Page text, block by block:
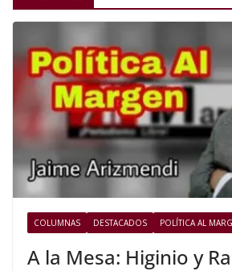
COLUMNAS DESTACADOS POLÍTICA AL
A la Mesa: Higinio y